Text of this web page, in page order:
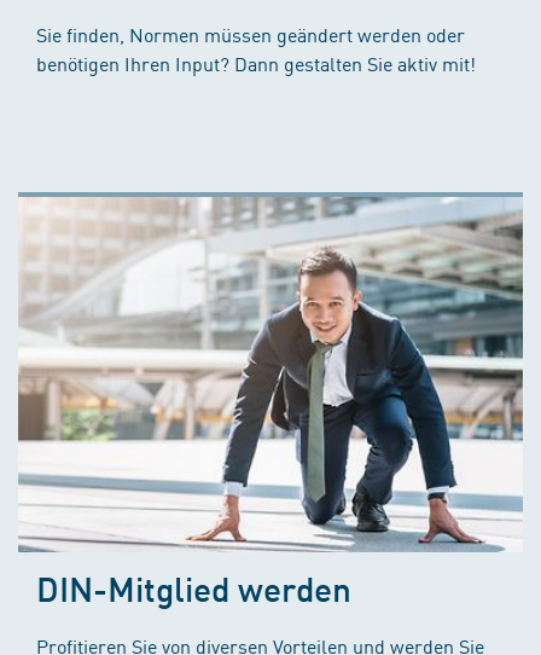
Sie finden, Normen müssen geändert werden oder
benötigen Ihren Input? Dann gestalten Sie aktiv mit!
DIN-Mitglied werden
Profitieren Sie von diversen Vorteilen und werden Sie